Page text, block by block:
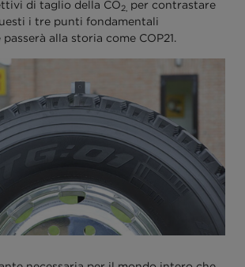
di taglio della CO 2, per contrastare
i tre punti fondamentali
alla storia come COP21.